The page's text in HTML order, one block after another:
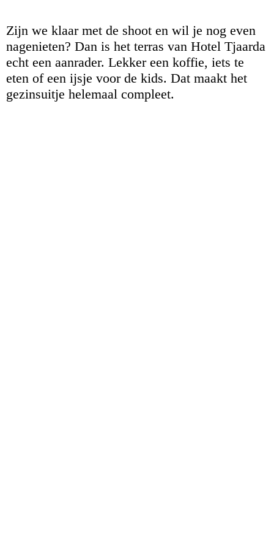
Zijn we klaar met de shoot en wil je nog even
nagenieten? Dan is het terras van Hotel Tjaarda
echt een aanrader. Lekker een koffie, iets te
eten of een ijsje voor de kids. Dat maakt het
gezinsuitje helemaal compleet.